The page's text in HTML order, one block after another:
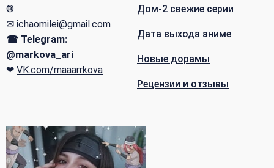
®
✉ ichaomilei@gmail.com
☎ Telegram:
@markova_ari
❤ VK.com/maaarrkova
Дом-2 свежие серии
Дата выхода аниме
Новые дорамы
Рецензии и отзывы